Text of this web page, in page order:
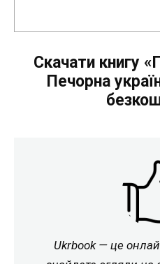
Скачати книгу
Печорна
Ukrbook — це